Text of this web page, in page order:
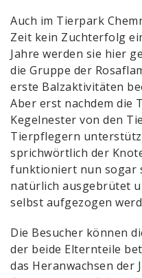
Auch im Tierpark
Zeit kein Zuchterfolg
Jahre werden sie hier
die Gruppe der
erste Balzaktivitäten
Aber erst nachdem die
Kegelnester von den
Tierpflegern
sprichwörtlich der
funktioniert nun sogar
natürlich ausgebrütet
selbst aufgezogen
Die Besucher können
der beide Elternteile
das Heranwachsen der